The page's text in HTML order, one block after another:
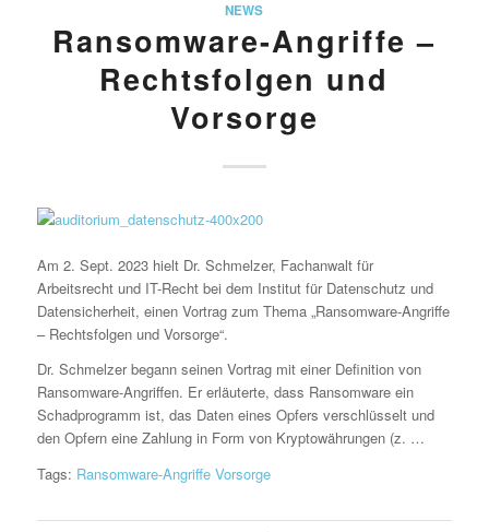
NEWS
Ransomware-Angriffe –
Rechtsfolgen und
Vorsorge
Am 2. Sept. 2023 hielt Dr. Schmelzer, Fachanwalt für
Arbeitsrecht und IT-Recht bei dem Institut für Datenschutz und
Datensicherheit, einen Vortrag zum Thema „Ransomware-Angriffe
– Rechtsfolgen und Vorsorge“.
Dr. Schmelzer begann seinen Vortrag mit einer Definition von
Ransomware-Angriffen. Er erläuterte, dass Ransomware ein
Schadprogramm ist, das Daten eines Opfers verschlüsselt und
den Opfern eine Zahlung in Form von Kryptowährungen (z. …
Tags: Ransomware-Angriffe Vorsorge